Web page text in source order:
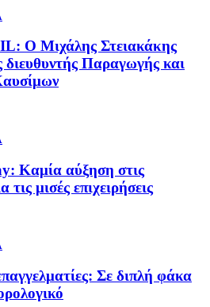
Ο Μιχάλης Στειακάκης
διευθυντής Παραγωγής και
Καμία αύξηση στις
τις μισές επιχειρήσεις
Σε διπλή φάκα